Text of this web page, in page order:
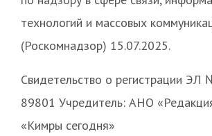
технологий и массовых
(Роскомнадзор) 15.07.2025.
Свидетельство о регистрации
89801 Учредитель: АНО
«Кимры сегодня»